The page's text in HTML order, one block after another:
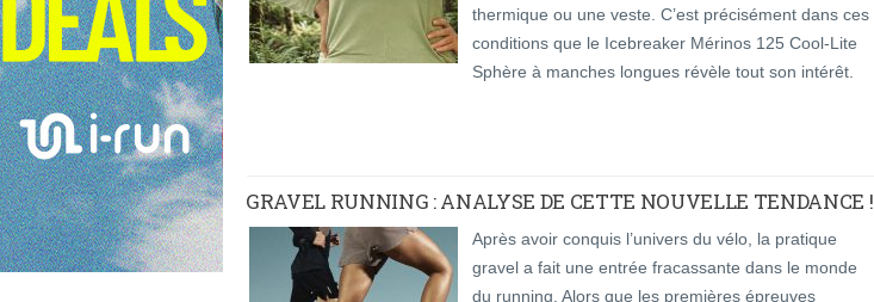
thermique ou une veste. C’est précisément dans ces
conditions que le Icebreaker Mérinos 125 Cool-Lite
Sphère à manches longues révèle tout son intérêt.
GRAVEL RUNNING : ANALYSE DE CETTE NOUVELLE TENDANCE !
Après avoir conquis l’univers du vélo, la pratique
gravel a fait une entrée fracassante dans le monde
du running. Alors que les premières épreuves